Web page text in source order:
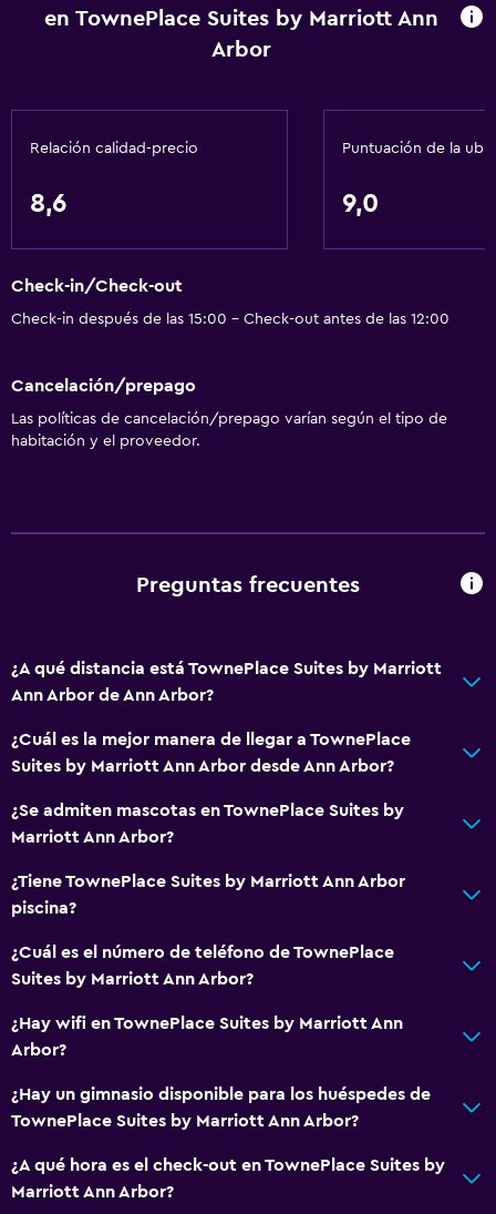
en TownePlace Suites by Marriott Ann
Arbor
Relación calidad-precio
8,6
Puntuación de la
9,0
Check-in/Check-out
Check-in después de las 15:00 - Check-out antes de las 12:00
Cancelación/prepago
Las políticas de cancelación/prepago varían según el tipo de
habitación y el proveedor.
Preguntas frecuentes
¿A qué distancia está TownePlace Suites by Marriott
Ann Arbor de Ann Arbor?
¿Cuál es la mejor manera de llegar a TownePlace
Suites by Marriott Ann Arbor desde Ann Arbor?
¿Se admiten mascotas en TownePlace Suites by
Marriott Ann Arbor?
¿Tiene TownePlace Suites by Marriott Ann Arbor
piscina?
¿Cuál es el número de teléfono de TownePlace
Suites by Marriott Ann Arbor?
¿Hay wifi en TownePlace Suites by Marriott Ann
Arbor?
¿Hay un gimnasio disponible para los huéspedes de
TownePlace Suites by Marriott Ann Arbor?
¿A qué hora es el check-out en TownePlace Suites by
Marriott Ann Arbor?